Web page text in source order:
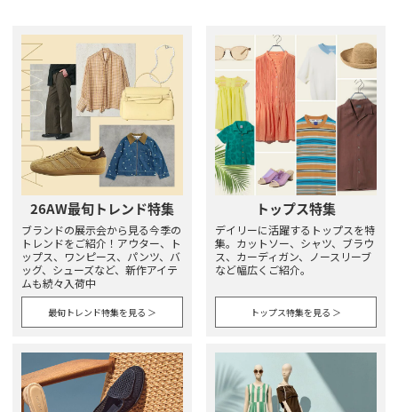
26AW最旬トレンド特集
ブランドの展示会から見る今季の
トレンドをご紹介！アウター、ト
ップス、ワンピース、パンツ、バ
ッグ、シューズなど、新作アイテ
ムも続々入荷中
最旬トレンド特集を見る ＞
トップス特集
デイリーに活躍するトップスを特
集。カットソー、シャツ、ブラウ
ス、カーディガン、ノースリーブ
など幅広くご紹介。
トップス特集を見る ＞